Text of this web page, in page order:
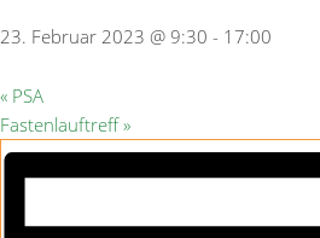
23. Februar 2023 @ 9:30 - 17:00
« PSA
Fastenlauftreff»